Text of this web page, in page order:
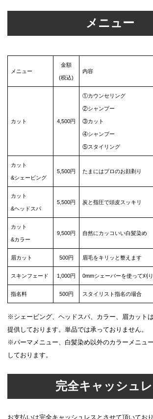
メニュー
メニュー
金額
(税込)
内容
カット 4,500円
①カウンセリング
②シャンプー
③カット
④シャンプー
⑤スタイリング
カット
&シェービング
5,500円 たまにはプロのお顔剃り
カット
&ヘッドスパ
5,500円 炭と指圧で頭皮スッキリ
カット
&カラー
9,500円 自然にカッコいい白髪染め
眉カット 500円 眉毛をキリッと整えます
スキンフェード 1,000円 0mmシェーバーを使って刈
指名料 500円 スタイリスト指名の場合
※シェービング、ヘッドスパ、カラー、眉カット
提供しております。単品では承っておりません。
※パーマメニュー、白髪染め以外のカラーメニュ
しております。
完全キャッシュ
お支払いは完全キャッシュレスとさせて頂いており